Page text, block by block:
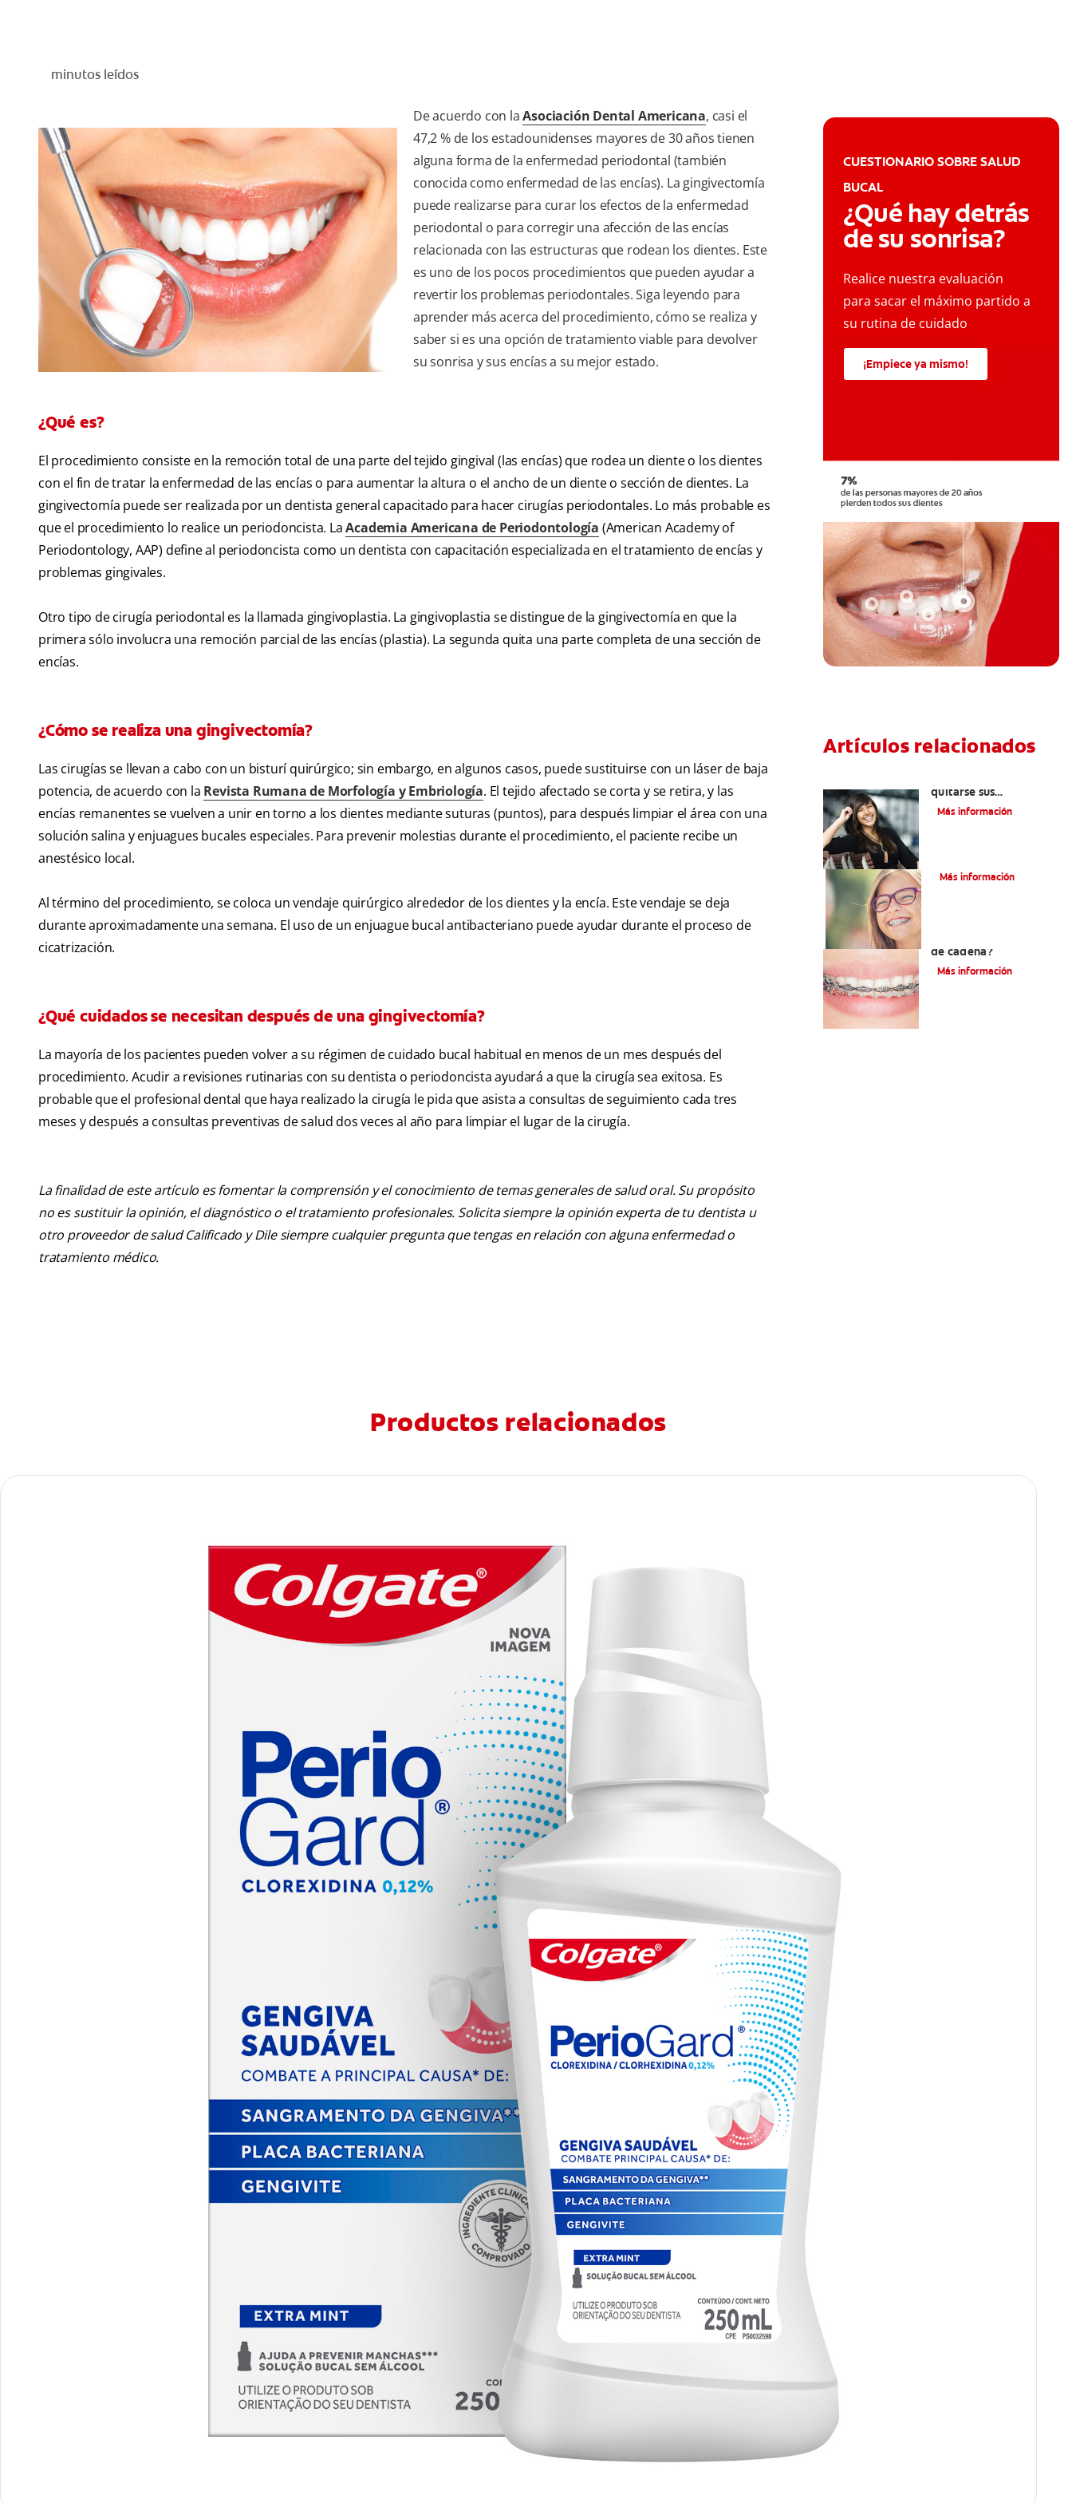
minutos leídos
De acuerdo con laAsociación Dental Americana, casi el
47,2 % de los estadounidenses mayores de 30 años tienen
alguna forma de la enfermedad periodontal (también
conocida como enfermedad de las encías). La gingivectomía
puede realizarse para curar los efectos de la enfermedad
periodontal o para corregir una afección de las encías
relacionada con las estructuras que rodean los dientes. Este
es uno de los pocos procedimientos que pueden ayudar a
revertir los problemas periodontales. Siga leyendo para
aprender más acerca del procedimiento, cómo se realiza y
saber si es una opción de tratamiento viable para devolver
su sonrisa y sus encías a su mejor estado.
¿Qué es?
El procedimiento consiste en la remoción total de una parte del tejido gingival (las encías) que rodea un diente o los dientes
con el fin de tratar la enfermedad de las encías o para aumentar la altura o el ancho de un diente o sección de dientes. La
gingivectomía puede ser realizada por un dentista general capacitado para hacer cirugías periodontales. Lo más probable es
que el procedimiento lo realice un periodoncista. LaAcademia Americana de Periodontología (American Academy of
Periodontology, AAP) define al periodoncista como un dentista con capacitación especializada en el tratamiento de encías y
problemas gingivales.
Otro tipo de cirugía periodontal es la llamada gingivoplastia. La gingivoplastia se distingue de la gingivectomía en que la
primera sólo involucra una remoción parcial de las encías (plastia). La segunda quita una parte completa de una sección de
encías.
¿Cómo se realiza una gingivectomía?
Las cirugías se llevan a cabo con un bisturí quirúrgico; sin embargo, en algunos casos, puede sustituirse con un láser de baja
potencia, de acuerdo con la Revista Rumana de Morfología y Embriología. El tejido afectado se corta y se retira, y las
encías remanentes se vuelven a unir en torno a los dientes mediante suturas (puntos), para después limpiar el área con una
solución salina y enjuagues bucales especiales. Para prevenir molestias durante el procedimiento, el paciente recibe un
anestésico local.
Al término del procedimiento, se coloca un vendaje quirúrgico alrededor de los dientes y la encía. Este vendaje se deja
durante aproximadamente una semana. El uso de un enjuague bucal antibacteriano puede ayudar durante el proceso de
cicatrización.
¿Qué cuidados se necesitan después de una gingivectomía?
La mayoría de los pacientes pueden volver a su régimen de cuidado bucal habitual en menos de un mes después del
procedimiento. Acudir a revisiones rutinarias con su dentista o periodoncista ayudará a que la cirugía sea exitosa. Es
probable que el profesional dental que haya realizado la cirugía le pida que asista a consultas de seguimiento cada tres
meses y después a consultas preventivas de salud dos veces al año para limpiar el lugar de la cirugía.
La finalidad de este artículo es fomentar la comprensión y el conocimiento de temas generales de salud oral. Su propósito
no es sustituir la opinión, el diagnóstico o el tratamiento profesionales. Solicita siempre la opinión experta de tu dentista u
otro proveedor de salud Calificado y Dile siempre cualquier pregunta que tengas en relación con alguna enfermedad o
tratamiento médico.
CUESTIONARIO SOBRE SALUD
BUCAL
¿Qué hay detrás
de su sonrisa?
Realice nuestra evaluación
para sacar el máximo partido a
su rutina de cuidado
¡Empiece ya mismo!
Artículos relacionados
quitarse sus
retenedores fijos
Más información
Más información
de cadena?
Más información
Productos relacionados